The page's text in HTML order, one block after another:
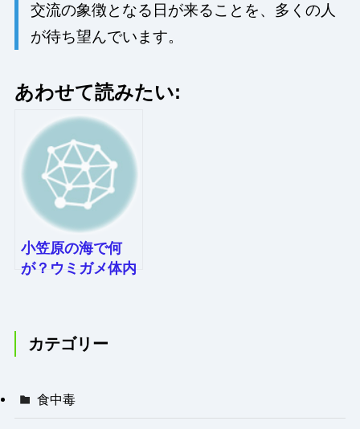
交流の象徴となる日が来ることを、多くの人
が待ち望んでいます。
あわせて読みたい:
小笠原の海で何
が？ウミガメ体内
カテゴリー
食中毒